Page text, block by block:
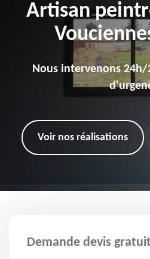
Artisan
Nous intervenons
Voir nos réalisations
Demande devis gratuit